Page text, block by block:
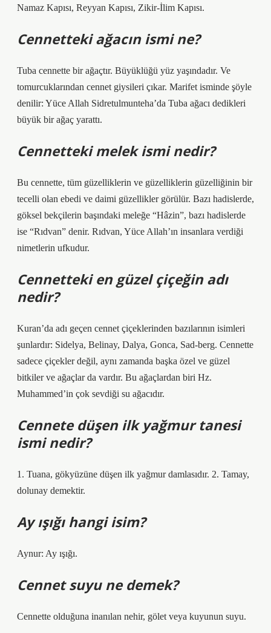
Namaz Kapısı, Reyyan Kapısı, Zikir-İlim Kapısı.
Cennetteki ağacın ismi ne?
Tuba cennette bir ağaçtır. Büyüklüğü yüz yaşındadır. Ve
tomurcuklarından cennet giysileri çıkar. Marifet isminde şöyle
denilir: Yüce Allah Sidretulmunteha’da Tuba ağacı dedikleri
büyük bir ağaç yarattı.
Cennetteki melek ismi nedir?
Bu cennette, tüm güzelliklerin ve güzelliklerin güzelliğinin bir
tecelli olan ebedi ve daimi güzellikler görülür. Bazı hadislerde,
göksel bekçilerin başındaki meleğe “Hâzin”, bazı hadislerde
ise “Rıdvan” denir. Rıdvan, Yüce Allah’ın insanlara verdiği
nimetlerin ufkudur.
Cennetteki en güzel çiçeğin adı
nedir?
Kuran’da adı geçen cennet çiçeklerinden bazılarının isimleri
şunlardır: Sidelya, Belinay, Dalya, Gonca, Sad-berg. Cennette
sadece çiçekler değil, aynı zamanda başka özel ve güzel
bitkiler ve ağaçlar da vardır. Bu ağaçlardan biri Hz.
Muhammed’in çok sevdiği su ağacıdır.
Cennete düşen ilk yağmur tanesi
ismi nedir?
1. Tuana, gökyüzüne düşen ilk yağmur damlasıdır. 2. Tamay,
dolunay demektir.
Ay ışığı hangi isim?
Aynur: Ay ışığı.
Cennet suyu ne demek?
Cennette olduğuna inanılan nehir, gölet veya kuyunun suyu.